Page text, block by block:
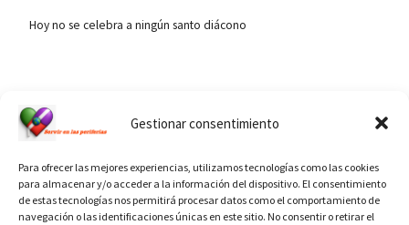
Gestionar consentimiento
Para ofrecer las mejores experiencias, utilizamos tecnologías como las cookies
para almacenar y/o acceder a la información del dispositivo. El consentimiento
de estas tecnologías nos permitirá procesar datos como el comportamiento de
navegación o las identificaciones únicas en este sitio. No consentir o retirar el
Hoy no se celebra a ningún santo diácono